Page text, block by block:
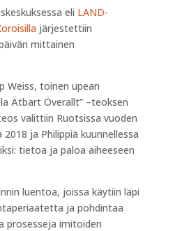
eli LAND-
silla järjestettiin
mittainen
Weiss, toinen upean
Ätbart Överallt” –teoksen
valittiin Ruotsissa vuoden
ja Philippiä kuunnellessa
tietoa ja paloa aiheeseen
luentoa, joissa käytiin läpi
ja pohdintaa
prosesseja imitoiden